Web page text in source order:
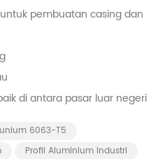
pembuatan casing dan
di antara pasar luar negeri
6063-T5
Profil Aluminium Industri